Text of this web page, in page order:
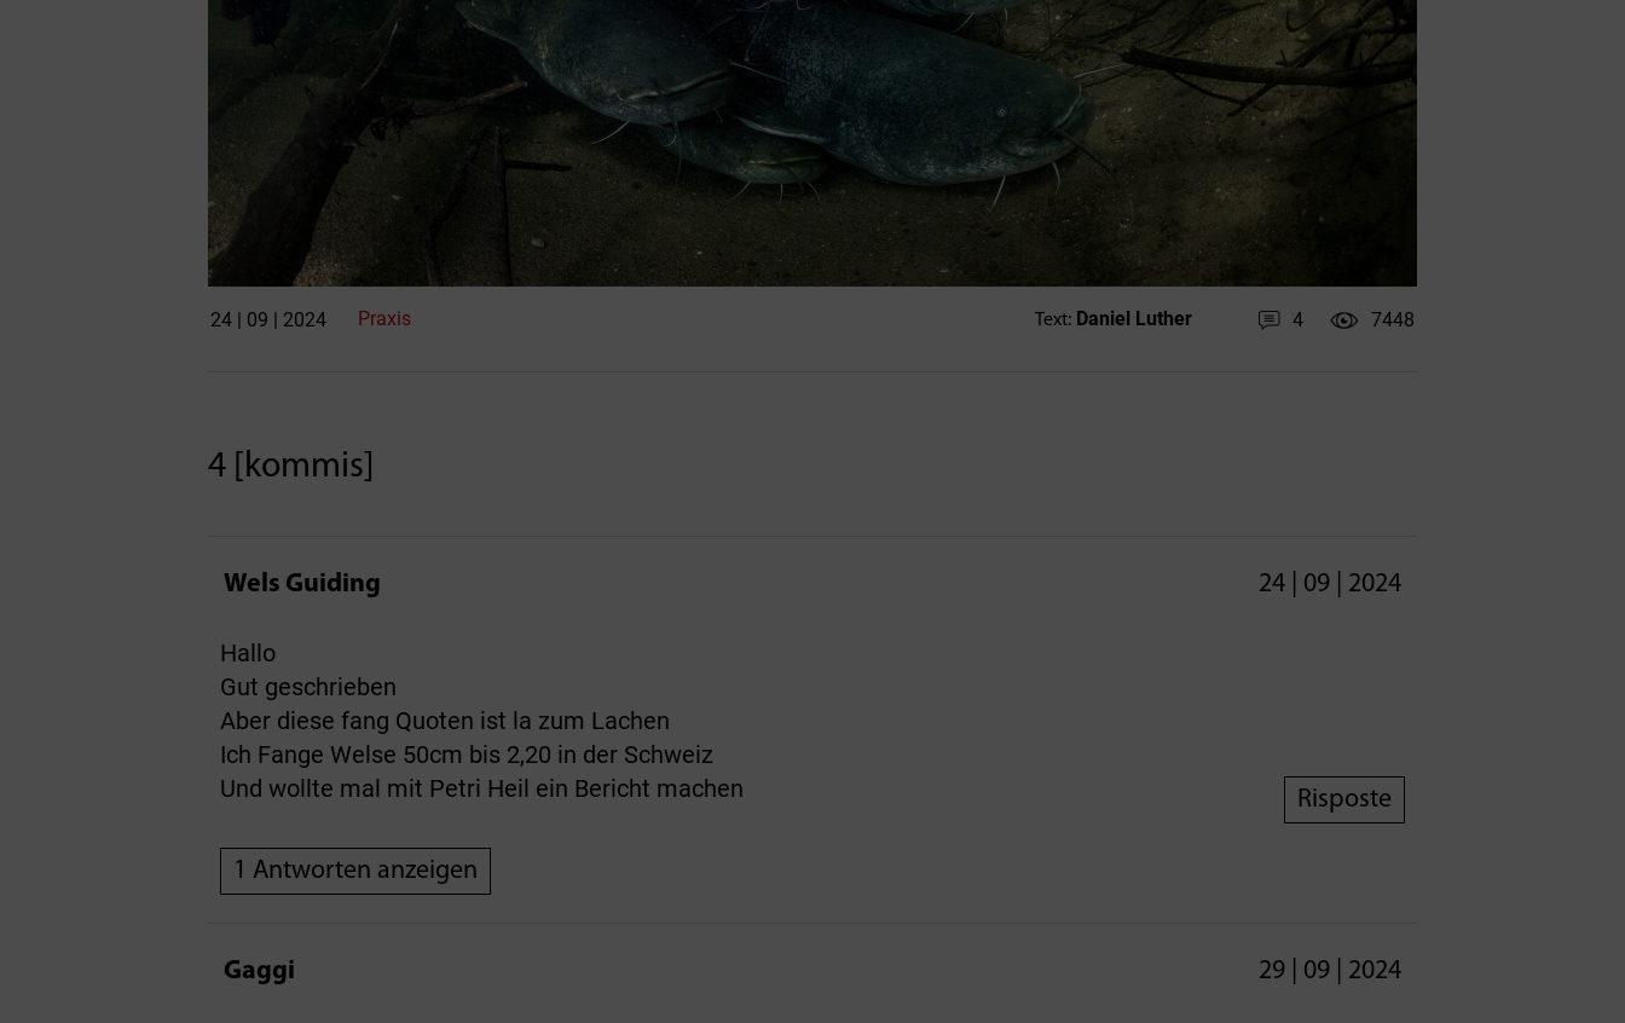
24 | 09 | 2024 Praxis Text: Daniel Luther 4 7448
4 [kommis]
Wels Guiding 24 | 09 | 2024
Hallo
Gut geschrieben
Aber diese fang Quoten ist la zum Lachen
Ich Fange Welse 50cm bis 2,20 in der Schweiz
Und wollte mal mit Petri Heil ein Bericht machen
Risposte
1 Antworten anzeigen
Gaggi 29 | 09 | 2024